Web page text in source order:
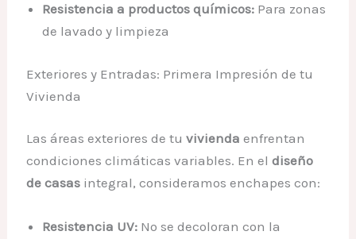
Resistencia a productos químicos: Para zonas
de lavado y limpieza
Exteriores y Entradas: Primera Impresión de tu
Vivienda
Las áreas exteriores de tuvivienda enfrentan
condiciones climáticas variables. En eldiseño
de casas integral, consideramos enchapes con:
Resistencia UV: No se decoloran con la